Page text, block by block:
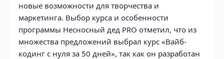
новые возможности для творчества и
маркетинга. Выбор курса и особенности
программы Несносный дед PRO отметил, что из
множества предложений выбрал курс «Вайб-
кодинг с нуля за 50 дней», так как он разработан